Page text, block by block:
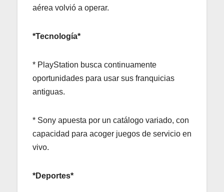
aérea volvió a operar.
*Tecnología*
* PlayStation busca continuamente
oportunidades para usar sus franquicias
antiguas.
* Sony apuesta por un catálogo variado, con
capacidad para acoger juegos de servicio en
vivo.
*Deportes*